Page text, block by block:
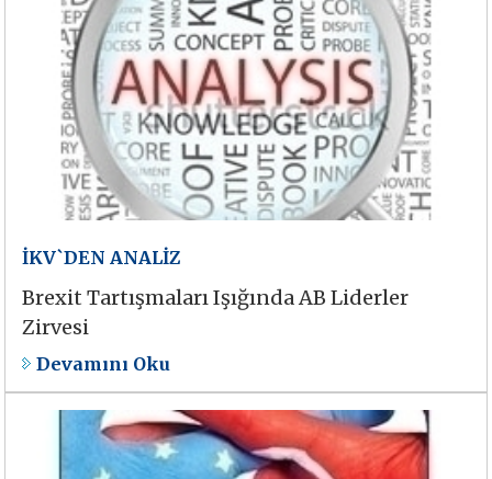
İKV`DEN ANALİZ
Brexit Tartışmaları Işığında AB Liderler
Zirvesi
Devamını Oku